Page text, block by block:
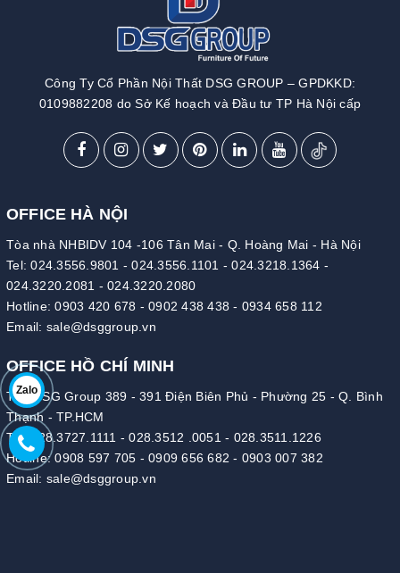
Zalo
Công Ty Cổ Phần Nội Thất DSG GROUP – GPDKKD:
0109882208 do Sở Kế hoạch và Đầu tư TP Hà Nội cấp
OFFICE HÀ NỘI
Tòa nhà NHBIDV 104 -106 Tân Mai - Q. Hoàng Mai - Hà Nội
Tel:024.3556.9801 -024.3556.1101 -024.3218.1364 -
024.3220.2081 - 024.3220.2080
Hotline:0903 420 678 - 0902 438 438 - 0934 658 112
Email: sale@dsggroup.vn
OFFICE HỒ CHÍ MINH
Tòa DSG Group 389 - 391 Điện Biên Phủ - Phường 25 - Q. Bình
Thạnh - TP.HCM
Tel:
028.3727.1111 -028.3512 .0051 - 028.3511.1226
Hotline:0908 597 705 - 0909 656 682 - 0903 007 382
Email: sale@dsggroup.vn